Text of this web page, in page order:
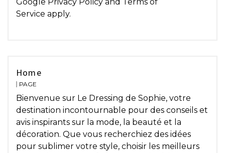
Service apply.
Home
PAGE
Bienvenue sur Le Dressing de Sophie, votre
destination incontournable pour des conseils et
avis inspirants sur la mode, la beauté et la
décoration. Que vous recherchiez des idées
pour sublimer votre style, choisir les meilleurs